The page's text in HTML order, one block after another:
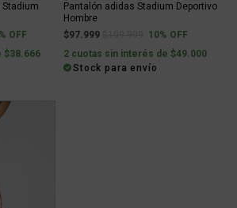
Stadium
from
OFF
$38.666
Pantalón adidas Stadium Deportivo
Hombre
$97.999
Price reduced from
to10% OFF
2 cuotas sin interés de $49.000
Stock para envío